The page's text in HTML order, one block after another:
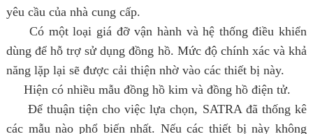
yêu cầu của nhà cung cấp.
Có một loại giá đỡ vận hành và hệ thống điều khiển
dùng để hỗ trợ sử dụng đồng hồ. Mức độ chính xác và khả
năng lặp lại sẽ được cải thiện nhờ vào các thiết bị này.
Hiện có nhiều mẫu đồng hồ kim và đồng hồ điện tử.
Để thuận tiện cho việc lựa chọn, SATRA đã thống kê
các mẫu nào phổ biến nhất. Nếu các thiết bị này không